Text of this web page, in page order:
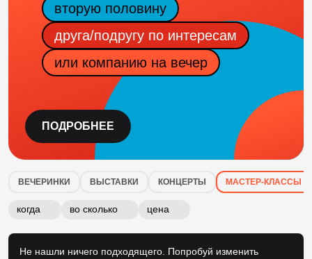
вторую половину
друга/подругу по интересам
или компанию на вечер
ПОДРОБНЕЕ
Мастер-классы в городе Сочи
ВЕЧЕРИНКИ ВЫСТАВКИ КОНЦЕРТЫ МАСТЕР-КЛАССЫ
когда во сколько цена
Не нашли ничего подходящего. Попробуй изменить